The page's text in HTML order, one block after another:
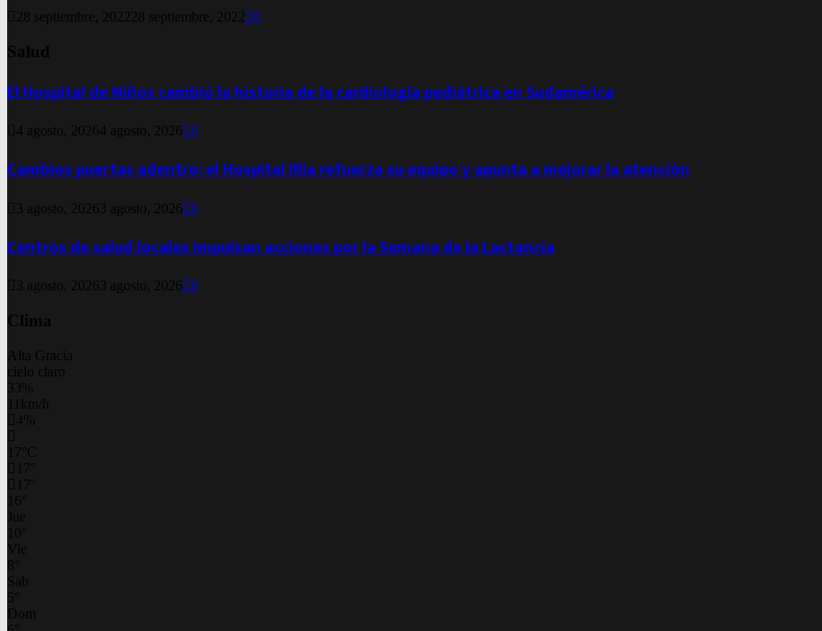
28 septiembre, 2022 28 septiembre, 2022 0
Salud
El Hospital de Niños cambió la historia de la cardiología pediátrica en Sudamérica
4 agosto, 20264 agosto, 2026 0
Cambios puertas adentro: el Hospital Illia refuerza su equipo y apunta a mejorar la atención
3 agosto, 2026 3 agosto, 2026 0
Centros de salud locales impulsan acciones por la Semana de la Lactancia
3 agosto, 2026 3 agosto, 2026 0
Clima
Alta Gracia
cielo claro
33%
11km/h
4%
17 C
17
17
16
Jue
10
Vie
8
Sab
5
Dom